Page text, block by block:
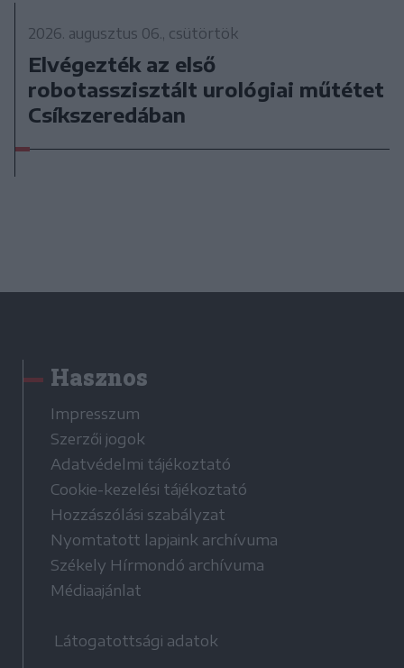
2026. augusztus 06., csütörtök
Elvégezték az első
robotasszisztált urológiai műtétet
Csíkszeredában
Hasznos
Impresszum
Szerzői jogok
Adatvédelmi tájékoztató
Cookie-kezelési tájékoztató
Hozzászólási szabályzat
Nyomtatott lapjaink archívuma
Székely Hírmondó archívuma
Médiaajánlat
Látogatottsági adatok